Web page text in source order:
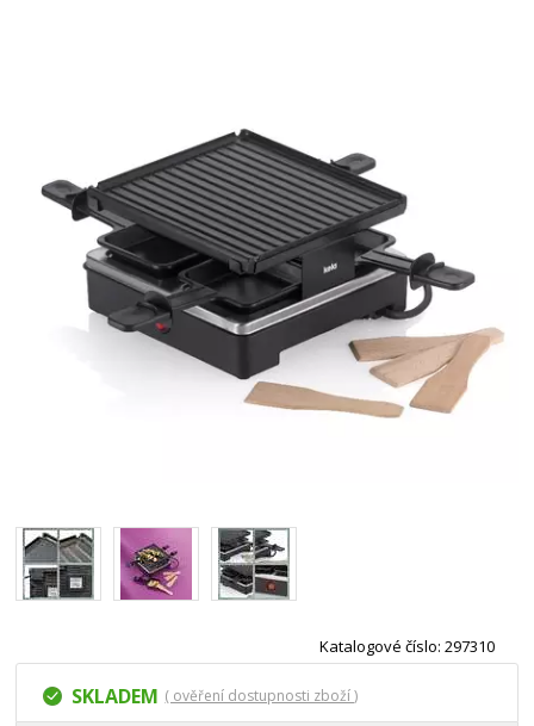
Katalogové číslo: 297310
SKLADEM ( ověření dostupnosti zboží )